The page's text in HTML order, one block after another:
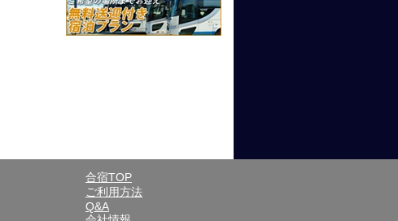
合宿TOP
ご利用方法
Q&A